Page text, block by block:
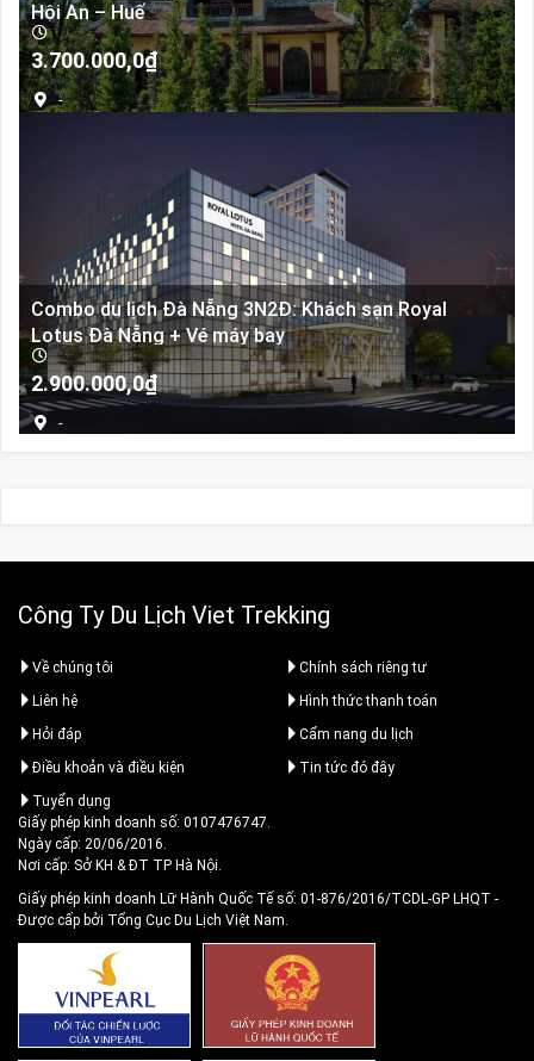
Hội An – Huế
3.700.000,0₫
-
Combo du lịch Đà Nẵng 3N2Đ: Khách sạn Royal
Lotus Đà Nẵng + Vé máy bay
2.900.000,0₫
-
Công Ty Du Lịch Viet Trekking
Về chúng tôi
Chính sách riêng tư
Liên hệ
Hình thức thanh toán
Hỏi đáp
Cẩm nang du lịch
Điều khoản và điều kiện
Tin tức đó đây
Tuyển dụng
Giấy phép kinh doanh số: 0107476747.
Ngày cấp: 20/06/2016.
Nơi cấp: Sở KH & ĐT TP Hà Nội.
Giấy phép kinh doanh Lữ Hành Quốc Tế số: 01-876/2016/TCDL-GP LHQT -
Được cấp bởi Tổng Cục Du Lịch Việt Nam.